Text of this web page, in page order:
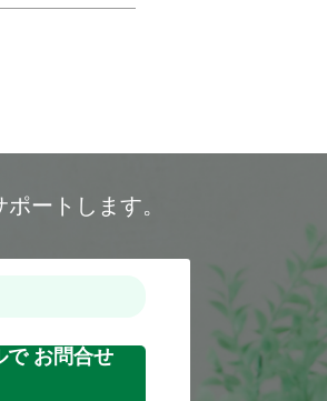
ートします。
で お問合せ